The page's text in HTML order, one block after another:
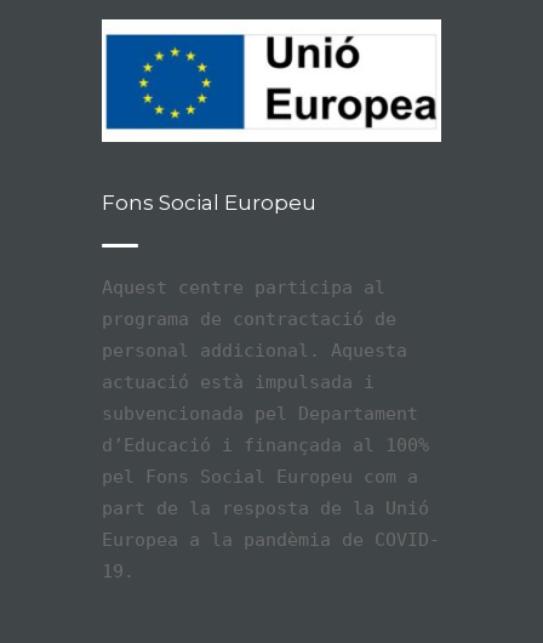
Fons Social Europeu
Aquest centre participa al
programa de contractació de
personal addicional. Aquesta
actuació està impulsada i
subvencionada pel Departament
d’Educació i finançada al 100%
pel Fons Social Europeu com a
part de la resposta de la Unió
Europea a la pandèmia de COVID-
19.